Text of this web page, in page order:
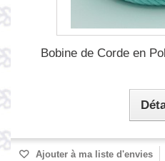
Bobine de Corde en
Ajouter à ma liste d'envies